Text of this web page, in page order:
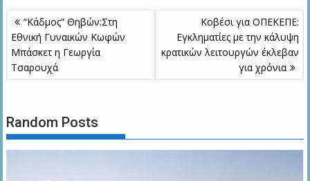
Πλοήγηση
άρθρων
“Κάδμος” Θηβών:Στη
Εθνική Γυναικών Κωφών
Μπάσκετ η Γεωργία
Τσαρουχά
Κοβέσι για ΟΠΕΚΕΠΕ:
Εγκληματίες με την κάλυψη
κρατικών λειτουργών έκλεβαν
για χρόνια
Random Posts